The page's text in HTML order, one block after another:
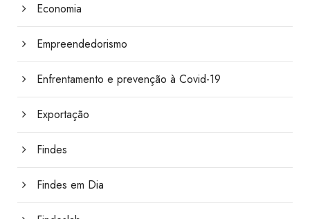
Economia
Empreendedorismo
Enfrentamento e prevenção à Covid-19
Exportação
Findes
Findes em Dia